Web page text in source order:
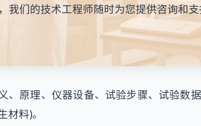
们的技术工程师随时为您提供咨询和支
原理、仪器设备、试验步骤、试验数
料)。